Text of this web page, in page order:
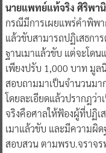
นายแพทย์แท้จริง ศิริพา
กรณีมีการเผยแพร่คำพิพา
แล้วขับสามารถปฏิเสธกา
ฐานเมาแล้วขับ แต่จะโด
เพียงปรับ 1,000 บาท มูล
สอบถามมาเป็นจำนวนมา
โดยละเอียดแล้วปรากฎว่
จริงคือศาลให้ฟ้องผู้ที่ปฏิเ
เมาแล้วขับ และมีความผิ
สอบสวน ตามพรบ.จราจ